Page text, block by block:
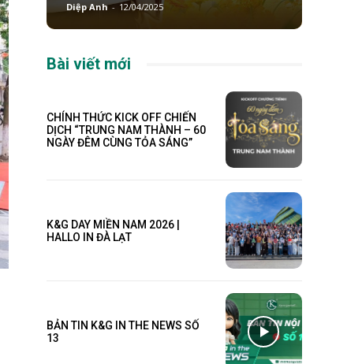
Diệp Anh - 12/04/2025
Bài viết mới
CHÍNH THỨC KICK OFF CHIẾN
DỊCH “TRUNG NAM THÀNH – 60
NGÀY ĐÊM CÙNG TỎA SÁNG”
K&G DAY MIỀN NAM 2026 |
HALLO IN ĐÀ LẠT
BẢN TIN K&G IN THE NEWS SỐ
13